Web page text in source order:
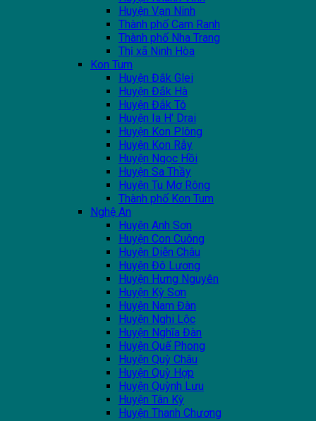
Huyện Vạn Ninh
Thành phố Cam Ranh
Thành phố Nha Trang
Thị xã Ninh Hòa
Kon Tum
Huyện Đắk Glei
Huyện Đắk Hà
Huyện Đắk Tô
Huyện Ia H' Drai
Huyện Kon Plông
Huyện Kon Rẫy
Huyện Ngọc Hồi
Huyện Sa Thầy
Huyện Tu Mơ Rông
Thành phố Kon Tum
Nghệ An
Huyện Anh Sơn
Huyện Con Cuông
Huyện Diễn Châu
Huyện Đô Lương
Huyện Hưng Nguyên
Huyện Kỳ Sơn
Huyện Nam Đàn
Huyện Nghi Lộc
Huyện Nghĩa Đàn
Huyện Quế Phong
Huyện Quỳ Châu
Huyện Quỳ Hợp
Huyện Quỳnh Lưu
Huyện Tân Kỳ
Huyện Thanh Chương